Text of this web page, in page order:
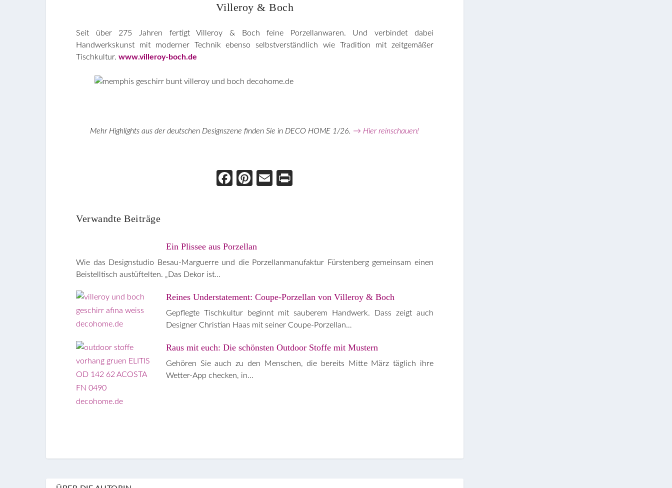
Villeroy & Boch
Seit über 275 Jahren fertigt Villeroy & Boch feine Porzellanwaren. Und verbindet dabei
Handwerkskunst mit moderner Technik ebenso selbstverständlich wie Tradition mit zeitgemäßer
Tischkultur. www.villeroy-boch.de
Mehr Highlights aus der deutschen Designszene finden Sie in DECO HOME 1/26. → Hier reinschauen!
Face
Pint
Ema
Verwandte Beiträge
Ein Plissee aus Porzellan
Wie das Designstudio Besau-Marguerre und die Porzellanmanufaktur Fürstenberg gemeinsam einen
Beistelltisch austüftelten. „Das Dekor ist…
Reines Understatement: Coupe-Porzellan von Villeroy & Boch
Gepflegte Tischkultur beginnt mit sauberem Handwerk. Dass zeigt auch
Designer Christian Haas mit seiner Coupe-Porzellan…
Raus mit euch: Die schönsten Outdoor Stoffe mit Mustern
Gehören Sie auch zu den Menschen, die bereits Mitte März täglich ihre
Wetter-App checken, in…